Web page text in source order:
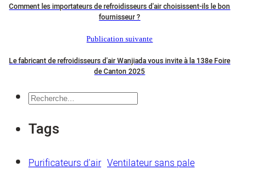
Comment les importateurs de refroidisseurs d'air choisissent-ils le bon
fournisseur ?
Publication suivante
Le fabricant de refroidisseurs d'air Wanjiada vous invite à la 138e Foire
de Canton 2025
Recherche
Tags
Purificateurs d'air Ventilateur sans pale